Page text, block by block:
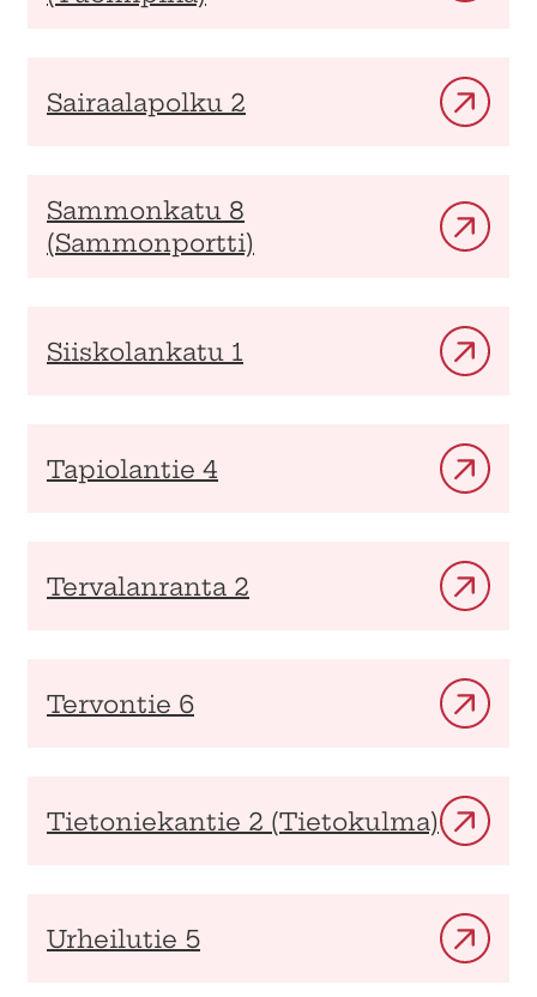
Sairaalapolku 2
Sammonkatu 8
(Sammonportti)
Siiskolankatu 1
Tapiolantie 4
Tervalanranta 2
Tervontie 6
Tietoniekantie 2 (Tietokulma)
Urheilutie 5